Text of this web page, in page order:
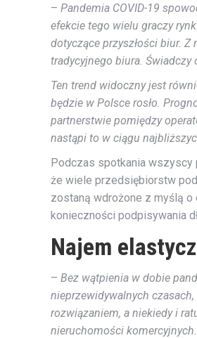
– Pandemia COVID-19
efekcie tego wielu graczy
dotyczące przyszłości biur.
tradycyjnego biura.
Ten trend widoczny jest
będzie w Polsce rosło.
partnerstwie pomiędzy
nastąpi to w ciągu
Podczas spotkania wszyscy
że wiele przedsiębiorstw
zostaną wdrożone z myślą
konieczności podpisywania
Najem
– Bez wątpienia w dobie
nieprzewidywalnych
rozwiązaniem, a niekiedy i
nieruchomości